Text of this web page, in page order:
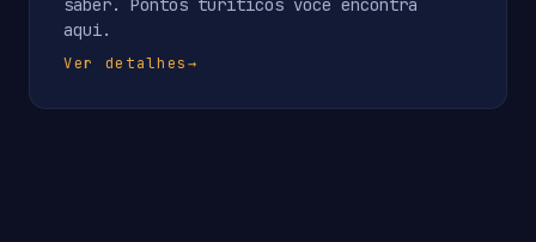
saber. Pontos turiticos você encontra
aqui.
Ver detalhes→